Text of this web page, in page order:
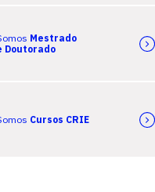
Mestrado
Doutorado
Cursos CRIE